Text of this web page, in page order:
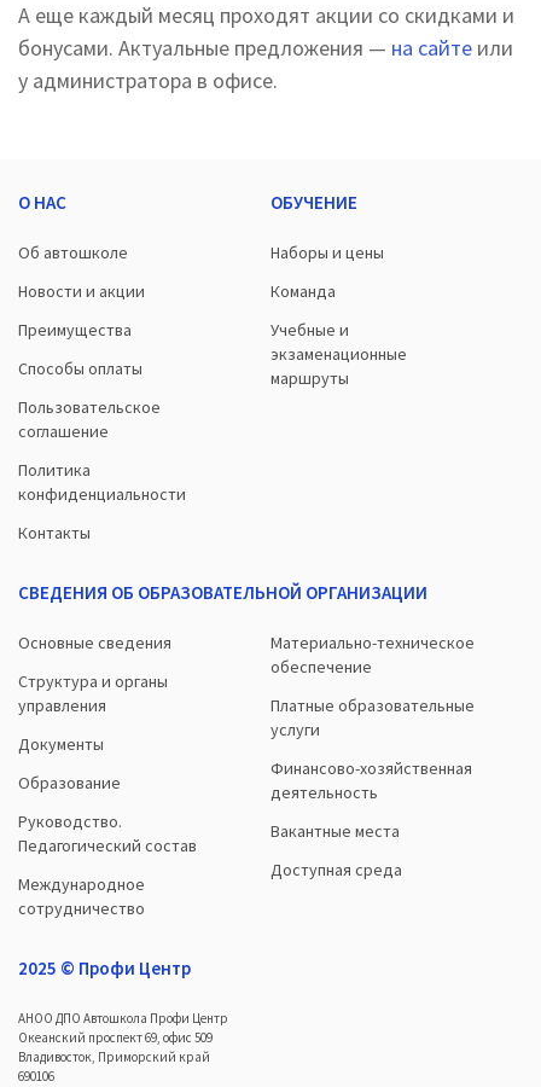
А еще каждый месяц проходят акции со скидками и
бонусами. Актуальные предложения — на сайте или
у администратора в офисе.
2025 © Профи Центр
АНОО ДПО Автошкола Профи Центр
Океанский проспект 69, офис 509
Владивосток, Приморский край
690106
О НАС
Об автошколе
Новости и акции
Преимущества
Способы оплаты
Пользовательское
соглашение
Политика
конфиденциальности
Контакты
ОБУЧЕНИЕ
Наборы и цены
Команда
Учебные и
экзаменационные
маршруты
СВЕДЕНИЯ ОБ ОБРАЗОВАТЕЛЬНОЙ ОРГАНИЗАЦИИ
Основные сведения
Структура и органы
управления
Документы
Образование
Руководство.
Педагогический состав
Международное
сотрудничество
Материально-техническое
обеспечение
Платные образовательные
услуги
Финансово-хозяйственная
деятельность
Вакантные места
Доступная среда